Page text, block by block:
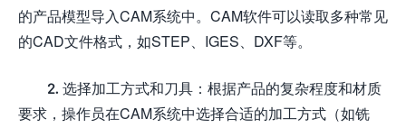
的产品模型导入CAM系统中。CAM软件可以读取多种常见
的CAD文件格式，如STEP、IGES、DXF等。
2. 选择加工方式和刀具：根据产品的复杂程度和材质
要求，操作员在CAM系统中选择合适的加工方式（如铣